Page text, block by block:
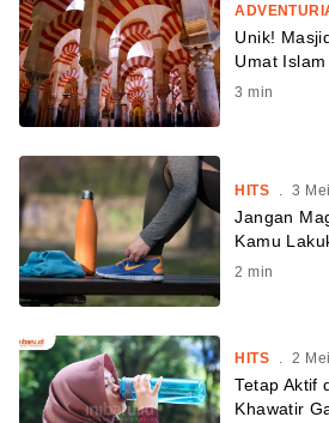
Unik!
Umat
3 min
HITS 3
Jangan
Kamu
2 min
HITS . 2
Tetap Aktif
Khawatir